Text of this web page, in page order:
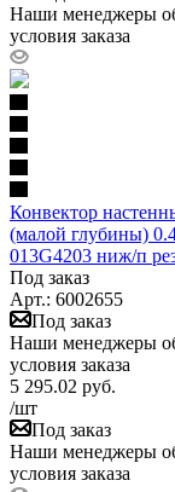
Наши менеджеры
условия заказа
Конвектор
(малой глубины)
013G4203 ниж/п
Под заказ
Арт.: 6002655
Под заказ
Наши менеджеры
условия заказа
5 295.02 руб.
/шт
Под заказ
Наши менеджеры
условия заказа